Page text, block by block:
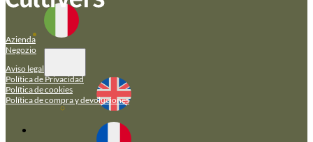
Azienda
Negozio
Aviso legal
Política de Privacidad
Política de cookies
Política de compra y devoluciones